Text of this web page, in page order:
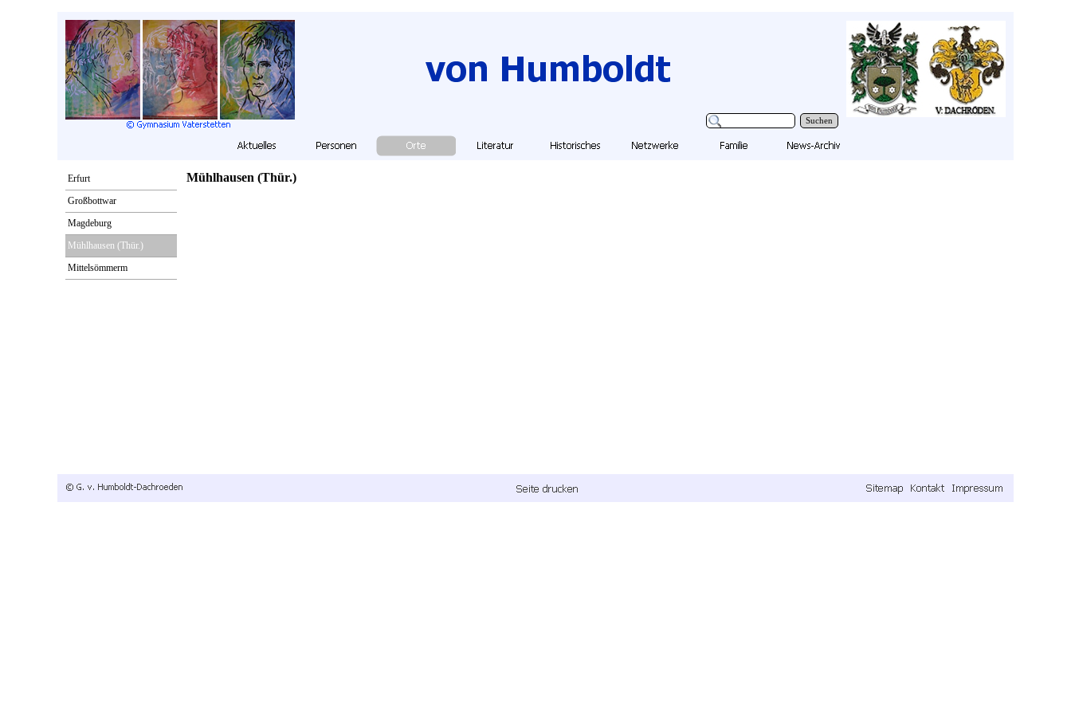
Suchen
Erfurt
Großbottwar
Magdeburg
Mühlhausen (Thür.)
Mittelsömmerm
Mühlhausen (Thür.)